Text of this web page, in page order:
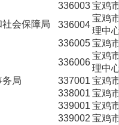
会保障局
336003宝鸡
336004
宝鸡
理中
336005宝鸡
336006
宝鸡
理中
局 337001 宝鸡
338001 宝鸡
339001 宝鸡
339002 宝鸡